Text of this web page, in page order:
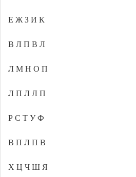
Е Ж З И К
В Л П В Л
Л М Н О П
Л П Л Л П
Р С Т У Ф
В П Л П В
Х Ц Ч Ш Я